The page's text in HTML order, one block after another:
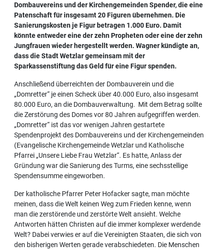
Dombauvereins und der Kirchengemeinden Spender, die eine
Patenschaft für insgesamt 20 Figuren übernehmen. Die
Sanierungskosten je Figur betragen 1.000 Euro. Damit
könnte entweder eine der zehn Propheten oder eine der zehn
Jungfrauen wieder hergestellt werden. Wagner kündigte an,
dass die Stadt Wetzlar gemeinsam mit der
Sparkassenstiftung das Geld für eine Figur spenden.
Anschließend überreichten der Dombauverein und die
„Domretter“ je einen Scheck über 40.000 Euro, also insgesamt
80.000 Euro, an die Dombauverwaltung. Mit dem Betrag sollte
die Zerstörung des Domes vor 80 Jahren aufgegriffen werden.
„Domretter“ ist das vor wenigen Jahren gestartete
Spendenprojekt des Dombauvereins und der Kirchengemeinden
(Evangelische Kirchengemeinde Wetzlar und Katholische
Pfarrei „Unsere Liebe Frau Wetzlar“. Es hatte, Anlass der
Gründung war die Sanierung des Turms, eine sechsstellige
Spendensumme eingeworben.
Der katholische Pfarrer Peter Hofacker sagte, man möchte
meinen, dass die Welt keinen Weg zum Frieden kenne, wenn
man die zerstörende und zerstörte Welt ansieht. Welche
Antworten hätten Christen auf die immer komplexer werdende
Welt? Dabei verwies er auf die Vereinigten Staaten, die sich von
den bisherigen Werten gerade verabschiedeten. Die Menschen